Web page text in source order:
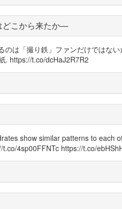
どこから来たか―
は「撮り鉄」ファンだけではな
. https://t.co/dcHaJ2R7R2
show similar patterns to each
4sp00FFNTc https://t.co/